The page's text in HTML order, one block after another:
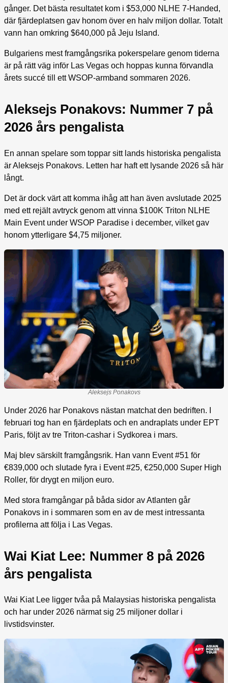
gånger. Det bästa resultatet kom i $53,000 NLHE 7-Handed,
där fjärdeplatsen gav honom över en halv miljon dollar. Totalt
vann han omkring $640,000 på Jeju Island.
Bulgariens mest framgångsrika pokerspelare genom tiderna
är på rätt väg inför Las Vegas och hoppas kunna förvandla
årets succé till ett WSOP-armband sommaren 2026.
Aleksejs Ponakovs: Nummer 7 på
2026 års pengalista
En annan spelare som toppar sitt lands historiska pengalista
är Aleksejs Ponakovs. Letten har haft ett lysande 2026 så här
långt.
Det är dock värt att komma ihåg att han även avslutade 2025
med ett rejält avtryck genom att vinna $100K Triton NLHE
Main Event under WSOP Paradise i december, vilket gav
honom ytterligare $4,75 miljoner.
Aleksejs Ponakovs
Under 2026 har Ponakovs nästan matchat den bedriften. I
februari tog han en fjärdeplats och en andraplats under EPT
Paris, följt av tre Triton-cashar i Sydkorea i mars.
Maj blev särskilt framgångsrik. Han vann Event #51 för
€839,000 och slutade fyra i Event #25, €250,000 Super High
Roller, för drygt en miljon euro.
Med stora framgångar på båda sidor av Atlanten går
Ponakovs in i sommaren som en av de mest intressanta
profilerna att följa i Las Vegas.
Wai Kiat Lee: Nummer 8 på 2026
års pengalista
Wai Kiat Lee ligger tvåa på Malaysias historiska pengalista
och har under 2026 närmat sig 25 miljoner dollar i
livstidsvinster.